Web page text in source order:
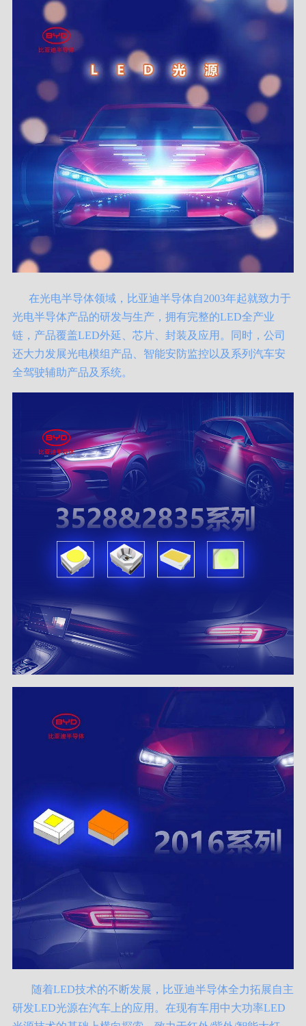
在光电半导体领域，比亚迪半导体自2003年起就致力于
光电半导体产品的研发与生产，拥有完整的LED全产业
链，产品覆盖LED外延、芯片、封装及应用。同时，公司
还大力发展光电模组产品、智能安防监控以及系列汽车安
全驾驶辅助产品及系统。
随着LED技术的不断发展，比亚迪半导体全力拓展自主
研发LED光源在汽车上的应用。在现有车用中大功率LED